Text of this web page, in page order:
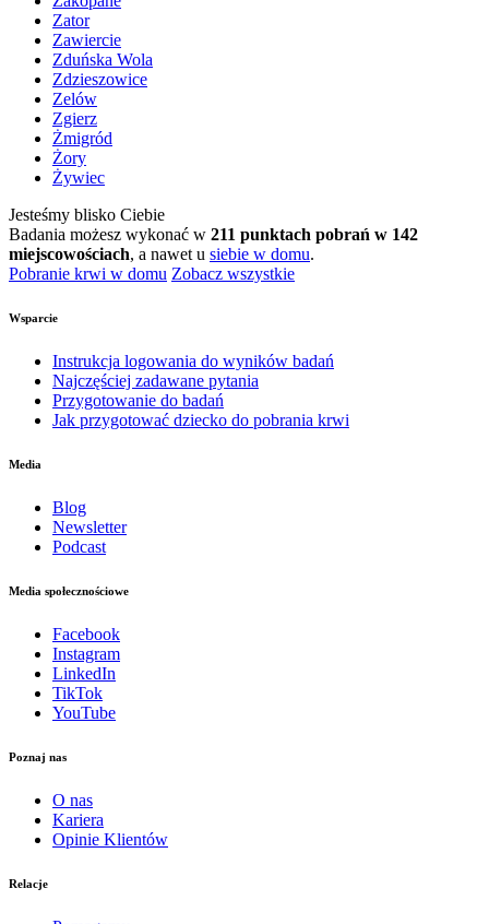
Zator
Zawiercie
Zduńska Wola
Zdzieszowice
Zelów
Zgierz
Żmigród
Żory
Żywiec
Jesteśmy blisko Ciebie
Badania możesz wykonać w 211 punktach pobrań w 142
miejscowościach, a nawet u siebie w domu.
Pobranie krwi w domu Zobacz wszystkie
Wsparcie
Instrukcja logowania do wyników badań
Najczęściej zadawane pytania
Przygotowanie do badań
Jak przygotować dziecko do pobrania krwi
Media
Blog
Newsletter
Podcast
Media społecznościowe
Facebook
Instagram
LinkedIn
TikTok
YouTube
Poznaj nas
O nas
Kariera
Opinie Klientów
Relacje